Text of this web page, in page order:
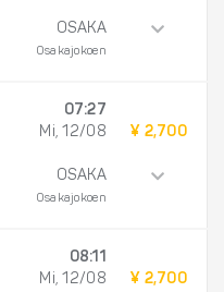
OSAKA
Osakajokoen
07:27
Mi, 12/08
OSAKA
Osakajokoen
¥ 2,700
08:11
Mi, 12/08
¥ 2,700